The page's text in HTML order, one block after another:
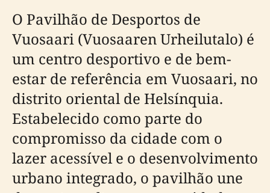
O Pavilhão de Desportos de
Vuosaari (Vuosaaren Urheilutalo) é
um centro desportivo e de bem-
estar de referência em Vuosaari, no
distrito oriental de Helsínquia.
Estabelecido como parte do
compromisso da cidade com o
lazer acessível e o desenvolvimento
urbano integrado, o pavilhão une